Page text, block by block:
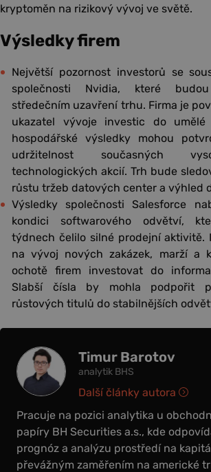
kryptoměn na rizikový vývoj ve světě.
Výsledky firem
Největší pozornost investorů se
společnosti Nvidia, které
středečním uzavření trhu. Firma je
ukazatel vývoje investic do
hospodářské výsledky mohou
udržitelnost současných
technologických akcií. Trh bude
růstu tržeb datových center a výhled
Výsledky společnosti Salesforce
kondici softwarového odvětví,
týdnech čelilo silné prodejní aktivitě.
na vývoj nových zakázek, marží a
ochotě firem investovat do
Slabší čísla by mohla podpořit
růstových titulů do stabilnějších
Timur Barotov
analytik BHS
Pracuje na pozici analytika u
papíry BH Securities a.s., kde
prognóz a analýzu prostředí na
převážným zaměřením na americké
Další články autora